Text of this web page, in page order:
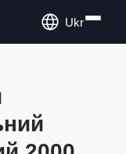
Ukr